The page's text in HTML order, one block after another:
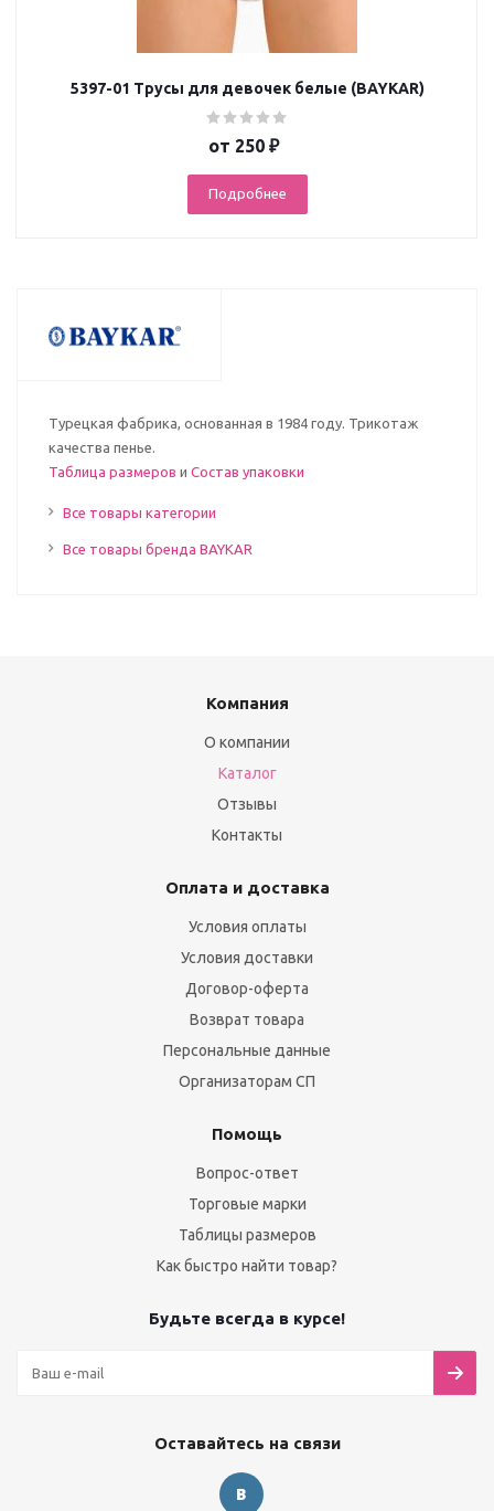
5397-01 Трусы для девочек белые (BAYKAR)
от 250 ₽
Подробнее
Турецкая фабрика, основанная в 1984 году. Трикотаж
качества пенье.
Таблица размеров и Состав упаковки
Все товары категории
Все товары бренда BAYKAR
Компания
О компании
Каталог
Отзывы
Контакты
Оплата и доставка
Условия оплаты
Условия доставки
Договор-оферта
Возврат товара
Персональные данные
Организаторам СП
Помощь
Вопрос-ответ
Торговые марки
Таблицы размеров
Как быстро найти товар?
Будьте всегда в курсе!
Оставайтесь на связи